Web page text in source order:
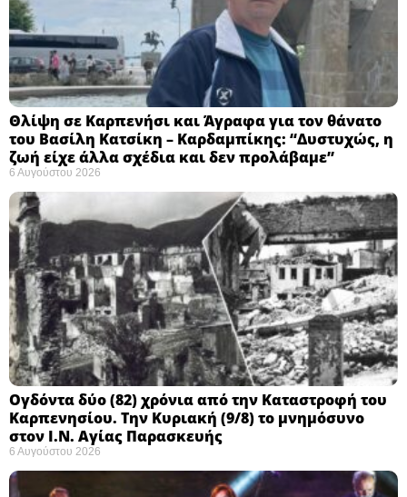
Θλίψη σε Καρπενήσι και Άγραφα για τον θάνατο
του Βασίλη Κατσίκη – Καρδαμπίκης: “Δυστυχώς, η
ζωή είχε άλλα σχέδια και δεν προλάβαμε”
6 Αυγούστου 2026
Ογδόντα δύο (82) χρόνια από την Καταστροφή του
Καρπενησίου. Την Κυριακή (9/8) το μνημόσυνο
στον Ι.Ν. Αγίας Παρασκευής
6 Αυγούστου 2026